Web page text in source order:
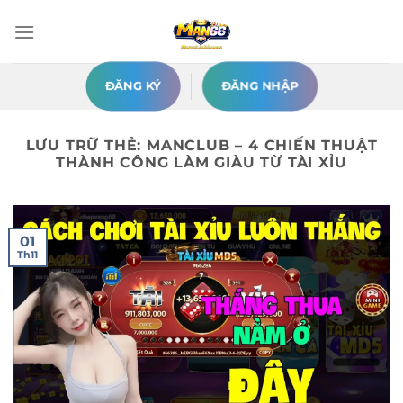
đến
ĐĂNG KÝ ĐĂNG NHẬP
LƯU TRỮ THẺ: MANCLUB – 4 CHIẾN THUẬT
THÀNH CÔNG LÀM GIÀU TỪ TÀI XỈU
01
Th11